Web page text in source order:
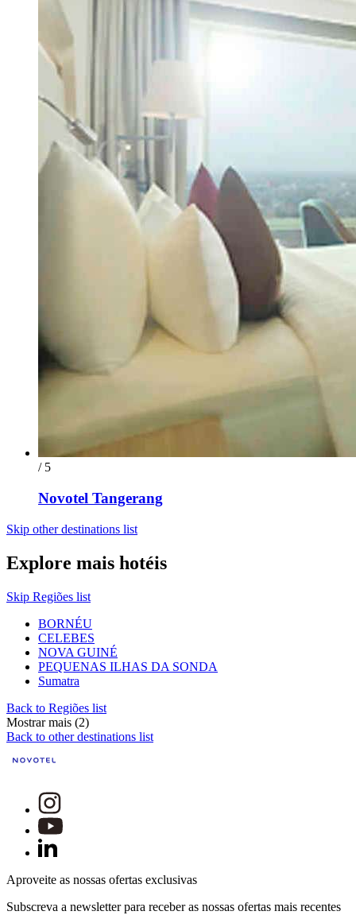
/ 5
Novotel Tangerang
Skip other destinations list
Explore mais hotéis
Skip Regiões list
BORNÉU
CELEBES
NOVA GUINÉ
PEQUENAS ILHAS DA SONDA
Sumatra
Back to Regiões list
Mostrar mais (2)
Back to other destinations list
Aproveite as nossas ofertas exclusivas
Subscreva a newsletter para receber as nossas ofertas mais recentes